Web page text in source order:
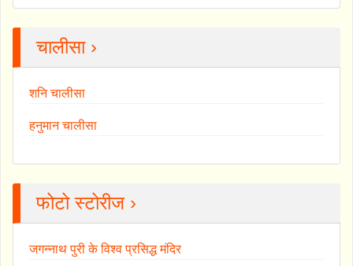
चालीसा ›
शनि चालीसा
हनुमान चालीसा
फोटो स्टोरीज ›
जगन्नाथ पुरी के विश्व प्रसिद्ध मंदिर